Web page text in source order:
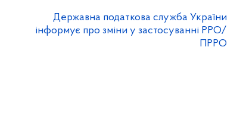
Державна податкова служба України
інформує про зміни у застосуванні РРО/
ПРРО